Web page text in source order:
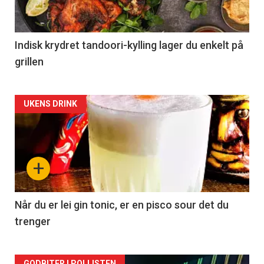
Indisk krydret tandoori-kylling lager du enkelt på
grillen
Forsiden
akkurat
nå
-
2
+
UKENS DRINK
Når du er lei gin tonic, er en pisco sour det du
trenger